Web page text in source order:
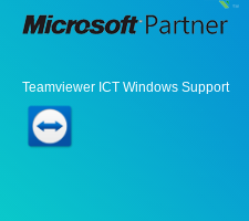
Teamviewer ICT Windows Support